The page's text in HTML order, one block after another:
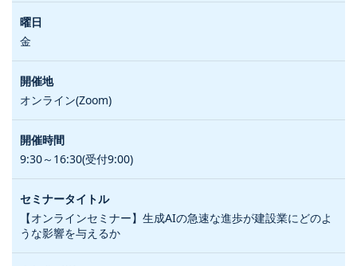
金
オンライン(Zoom)
9:30～16:30(受付9:00)
【オンラインセミナー】生成AIの急速な進歩が建設業にどのよ
うな影響を与えるか